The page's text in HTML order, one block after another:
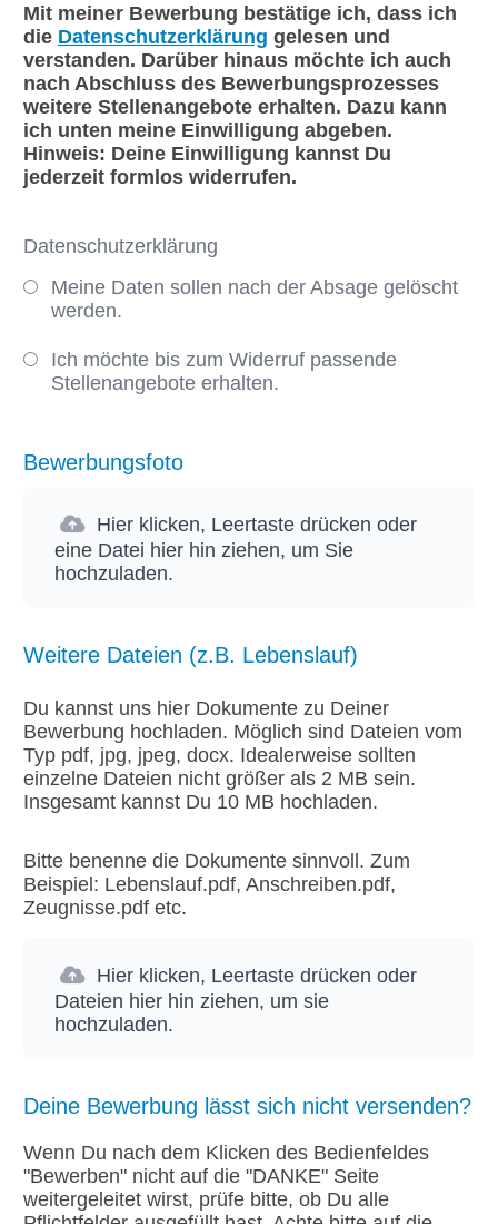
Mit meiner Bewerbung bestätige ich, dass ich
die Datenschutzerklärung gelesen und
verstanden. Darüber hinaus möchte ich auch
nach Abschluss des Bewerbungsprozesses
weitere Stellenangebote erhalten. Dazu kann
ich unten meine Einwilligung abgeben.
Hinweis: Deine Einwilligung kannst Du
jederzeit formlos widerrufen.
Datenschutzerklärung
Meine Daten sollen nach der Absage gelöscht
werden.
Ich möchte bis zum Widerruf passende
Stellenangebote erhalten.
Bewerbungsfoto
Hier klicken, Leertaste drücken oder
eine Datei hier hin ziehen, um Sie
hochzuladen.
Weitere Dateien (z.B. Lebenslauf)
Du kannst uns hier Dokumente zu Deiner
Bewerbung hochladen. Möglich sind Dateien vom
Typ pdf, jpg, jpeg, docx. Idealerweise sollten
einzelne Dateien nicht größer als 2 MB sein.
Insgesamt kannst Du 10 MB hochladen.
Bitte benenne die Dokumente sinnvoll. Zum
Beispiel: Lebenslauf.pdf, Anschreiben.pdf,
Zeugnisse.pdf etc.
Hier klicken, Leertaste drücken oder
Dateien hier hin ziehen, um sie
hochzuladen.
Deine Bewerbung lässt sich nicht versenden?
Wenn Du nach dem Klicken des Bedienfeldes
"Bewerben" nicht auf die "DANKE" Seite
weitergeleitet wirst, prüfe bitte, ob Du alle